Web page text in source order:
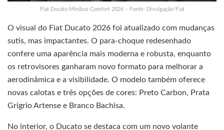
Fiat Ducato Minibus Comfort 2026 – Fonte: Divulgação/Fiat
O visual do Fiat Ducato 2026 foi atualizado com mudanças
sutis, mas impactantes. O para-choque redesenhado
confere uma aparência mais moderna e robusta, enquanto
os retrovisores ganharam novo formato para melhorar a
aerodinâmica e a visibilidade. O modelo também oferece
novas calotas e três opções de cores: Preto Carbon, Prata
Grigrio Artense e Branco Bachisa.
No interior, o Ducato se destaca com um novo volante